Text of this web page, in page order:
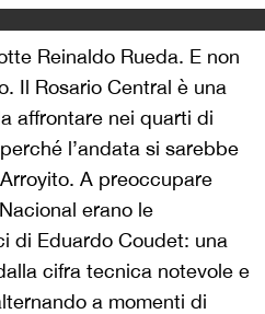
Reinaldo Rueda. E non
Il Rosario Central è una
affrontare nei quarti di
l’andata si sarebbe
A preoccupare
erano le
di Eduardo Coudet: una
cifra tecnica notevole e
a momenti di